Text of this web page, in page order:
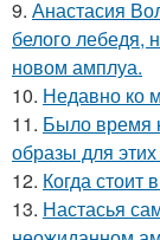
9. Анастасия
белого лебедя,
новом амплуа.
10. Недавно ко
11. Было время
образы для этих
12. Когда стоит
13. Настасья